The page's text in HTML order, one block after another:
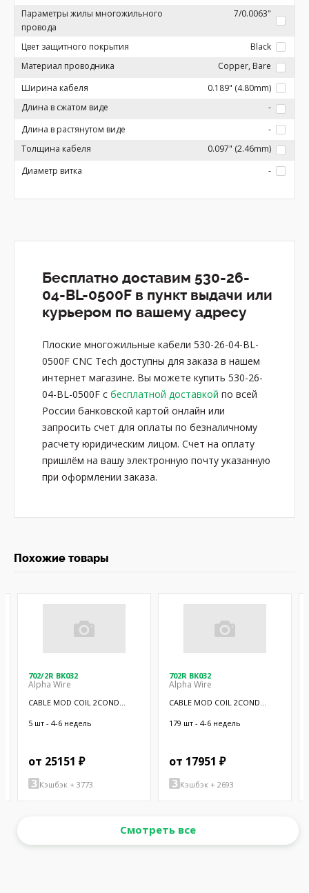
Параметры жилы многожильного
провода
7/0.0063"
Цвет защитного покрытия
Black
Материал проводника
Copper, Bare
Ширина кабеля
0.189" (4.80mm)
Длина в сжатом виде
-
Длина в растянутом виде
-
Толщина кабеля
0.097" (2.46mm)
Диаметр витка
-
Бесплатно доставим 530-26-
04-BL-0500F в пункт выдачи или
курьером по вашему адресу
Плоские многожильные кабели 530-26-04-BL-
0500F CNC Tech доступны для заказа в нашем
интернет магазине. Вы можете купить 530-26-
04-BL-0500F с бесплатной доставкой по всей
России банковской картой онлайн или
запросить счет для оплаты по безналичному
расчету юридическим лицом. Счет на оплату
пришлём на вашу электронную почту указанную
при оформлении заказа.
Похожие товары
702/2R BK032
Alpha Wire
CABLE MOD COIL 2COND
5 шт - 4-6 недель
от 25151 ₽
Кэшбэк + 3773
702R BK032
Alpha Wire
CABLE MOD COIL 2COND
179 шт - 4-6 недель
от 17951 ₽
Кэшбэк + 2693
Смотреть все